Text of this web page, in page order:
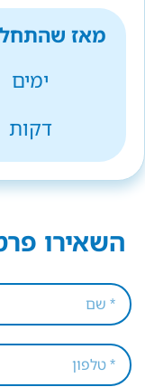
מאז
ימים
דקות
השאירו